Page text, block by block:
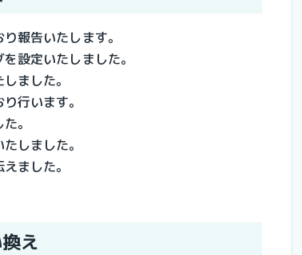
報告いたします。
設定いたしました。
ました。
行います。
。
しました。
ました。
え